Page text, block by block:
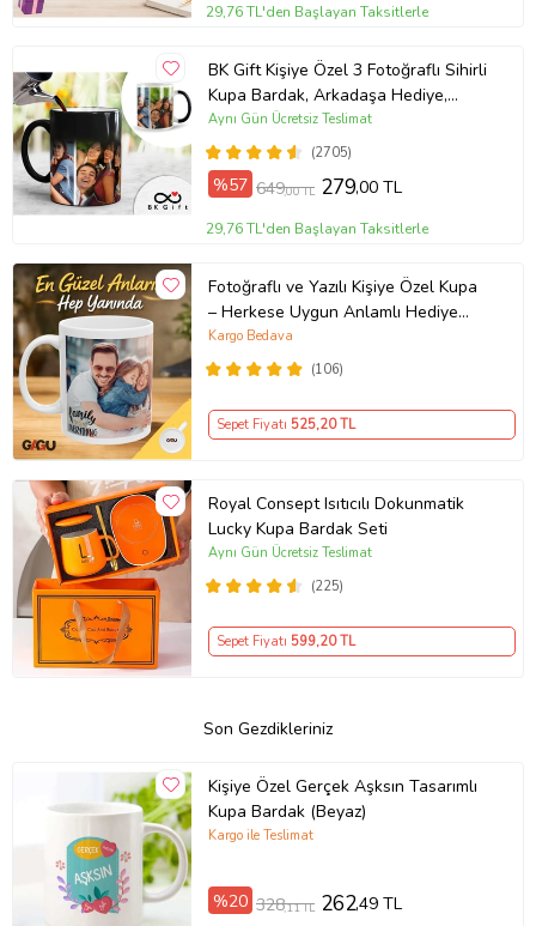
29,76 TL'den Başlayan Taksitlerle
BK Gift Kişiye Özel 3 Fotoğraflı Sihirli
Kupa Bardak, Arkadaşa Hediye,
Sevgiliye Hediye
(2705)
Aynı Gün Ücretsiz Teslimat
%57 649,00 TL 279,00 TL
29,76 TL'den Başlayan Taksitlerle
Fotoğraflı ve Yazılı Kişiye Özel Kupa
– Herkese Uygun Anlamlı Hediye
Porselen Baskılı Kupa (Beyaz)
(106)
Kargo Bedava
Sepet Fiyatı 525,20 TL
Royal Consept Isıtıcılı Dokunmatik
Lucky Kupa Bardak Seti
(225)
Aynı Gün Ücretsiz Teslimat
Sepet Fiyatı 599,20 TL
Son Gezdikleriniz
Kişiye Özel Gerçek Aşksın Tasarımlı
Kupa Bardak (Beyaz)
Kargo ile Teslimat
%20 328,11 TL 262,49 TL